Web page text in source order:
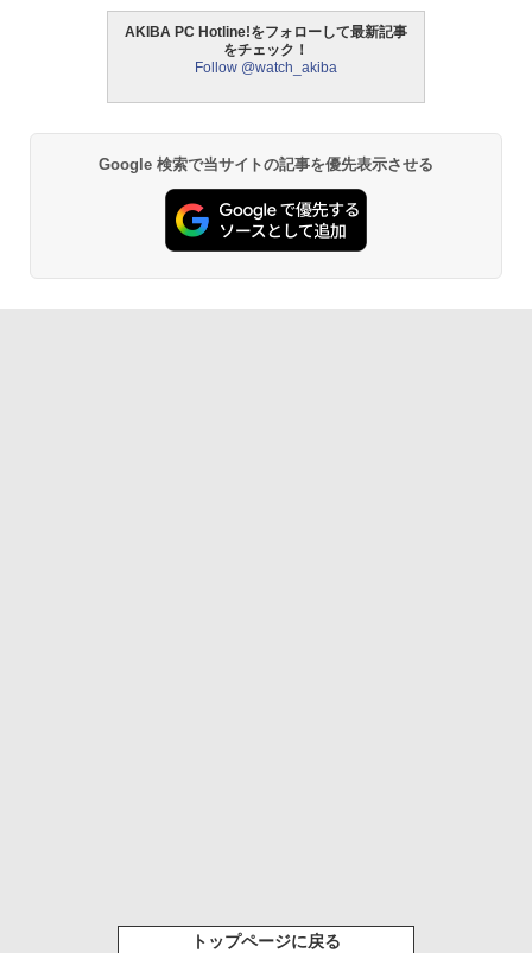
AKIBA PC Hotline!をフォローして最新記事
をチェック！
Follow @watch_akiba
Google 検索で当サイトの記事を優先表示させる
トップページに戻る